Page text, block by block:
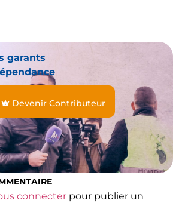
garants
Devenir Contributeur
connecter pour publier un